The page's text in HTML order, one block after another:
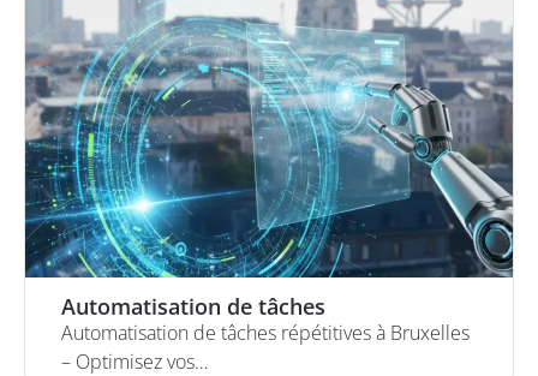
Automatisation de tâches
Automatisation de tâches répétitives à Bruxelles
– Optimisez vos…